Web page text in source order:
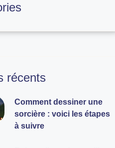
récents
Comment dessiner une
sorcière : voici les étapes
à suivre